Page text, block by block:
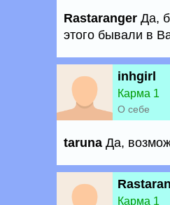
Rastaranger Да,
этого бывали в
inhgirl
Карма 1
О себе
taruna Да,
Карма 1